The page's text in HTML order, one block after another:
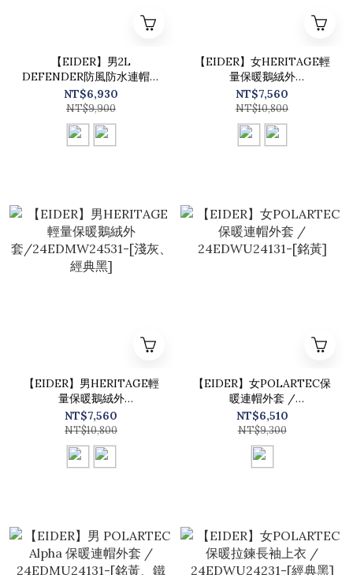
【EIDER】男2L
DEFENDER防風防水連帽外
套/24EDMU24101-[木炭
灰、燕麥灰]
NT$6,930
NT$9,900
【EIDER】女HERITAGE輕
量保暖鵝絨外
套/24EDWW24531-[淺
灰、經典黑]
NT$7,560
NT$10,800
【EIDER】男HERITAGE輕
量保暖鵝絨外
套/24EDMW24531-[淺灰、
經典黑]
NT$7,560
NT$10,800
【EIDER】女POLARTEC保
暖連帽外套 /
24EDWU24131-[銘黃]
NT$6,510
NT$9,300